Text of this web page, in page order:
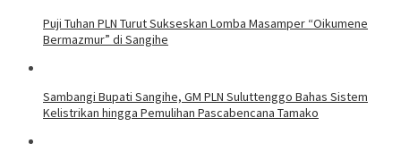
Puji Tuhan PLN Turut Sukseskan Lomba Masamper “Oikumene
Bermazmur” di Sangihe
Sambangi Bupati Sangihe, GM PLN Suluttenggo Bahas Sistem
Kelistrikan hingga Pemulihan Pascabencana Tamako